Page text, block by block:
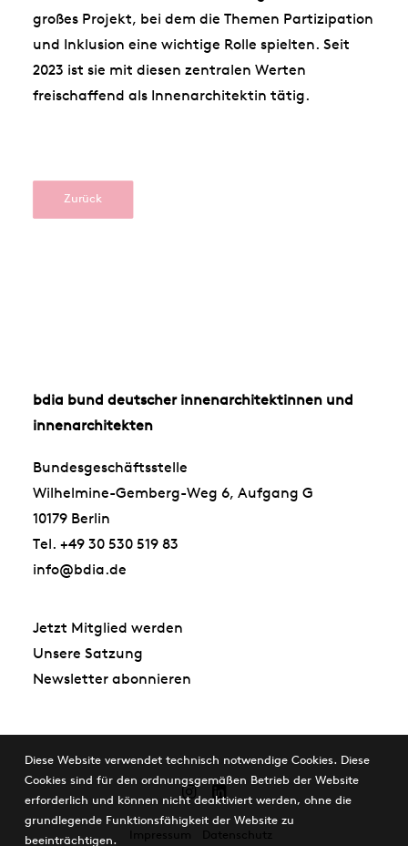
großes Projekt, bei dem die Themen Partizipation
und Inklusion eine wichtige Rolle spielten. Seit
2023 ist sie mit diesen zentralen Werten
freischaffend als Innenarchitektin tätig.
Zurück
bdia bund deutscher innenarchitektinnen und
innenarchitekten
Bundesgeschäftsstelle
Wilhelmine-Gemberg-Weg 6, Aufgang G
10179 Berlin
Tel. +49 30 530 519 83
info@bdia.de
Jetzt Mitglied werden
Unsere Satzung
Newsletter abonnieren
Impressum Datenschutz
Diese Website verwendet technisch notwendige Cookies. Diese
Cookies sind für den ordnungsgemäßen Betrieb der Website
erforderlich und können nicht deaktiviert werden, ohne die
grundlegende Funktionsfähigkeit der Website zu
beeinträchtigen.